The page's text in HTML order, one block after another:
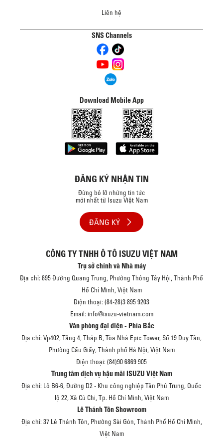
Liên hệ
SNS Channels
Download Mobile App
ĐĂNG KÝ NHẬN TIN
Đừng bỏ lỡ những tin tức
mới nhất từ Isuzu Việt Nam
ĐĂNG KÝ
CÔNG TY TNHH Ô TÔ ISUZU VIỆT NAM
Trụ sở chính và Nhà máy
Địa chỉ: 695 Đường Quang Trung, Phường Thông Tây Hội, Thành Phố
Hồ Chí Minh, Việt Nam
Điện thoại: (84-28)3 895 9203
Email: info@isuzu-vietnam.com
Văn phòng đại diện - Phía Bắc
Địa chỉ: Vp402, Tầng 4, Tháp B, Tòa Nhà Epic Tower, Số 19 Duy Tân,
Phường Cầu Giấy, Thành phố Hà Nội, Việt Nam
Điện thoại: (84)90 6869 905
Trung tâm dịch vụ hậu mãi ISUZU Việt Nam
Địa chỉ: Lô B6-6, Đường D2 - Khu công nghiệp Tân Phú Trung, Quốc
lộ 22, Xã Củ Chi, Tp. Hồ Chí Minh, Việt Nam
Lê Thánh Tôn Showroom
Địa chỉ: 37 Lê Thánh Tôn, Phường Sài Gòn, Thành Phố Hồ Chí Minh,
Việt Nam